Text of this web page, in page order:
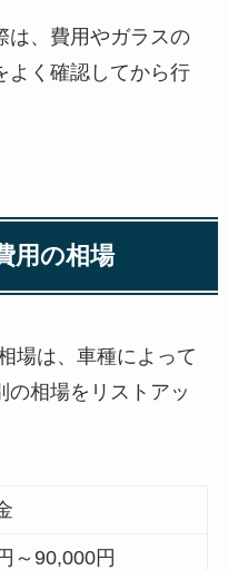
は、費用やガラスの
よく確認してから行
用の相場
場は、車種によって
の相場をリストアッ
～90,000円